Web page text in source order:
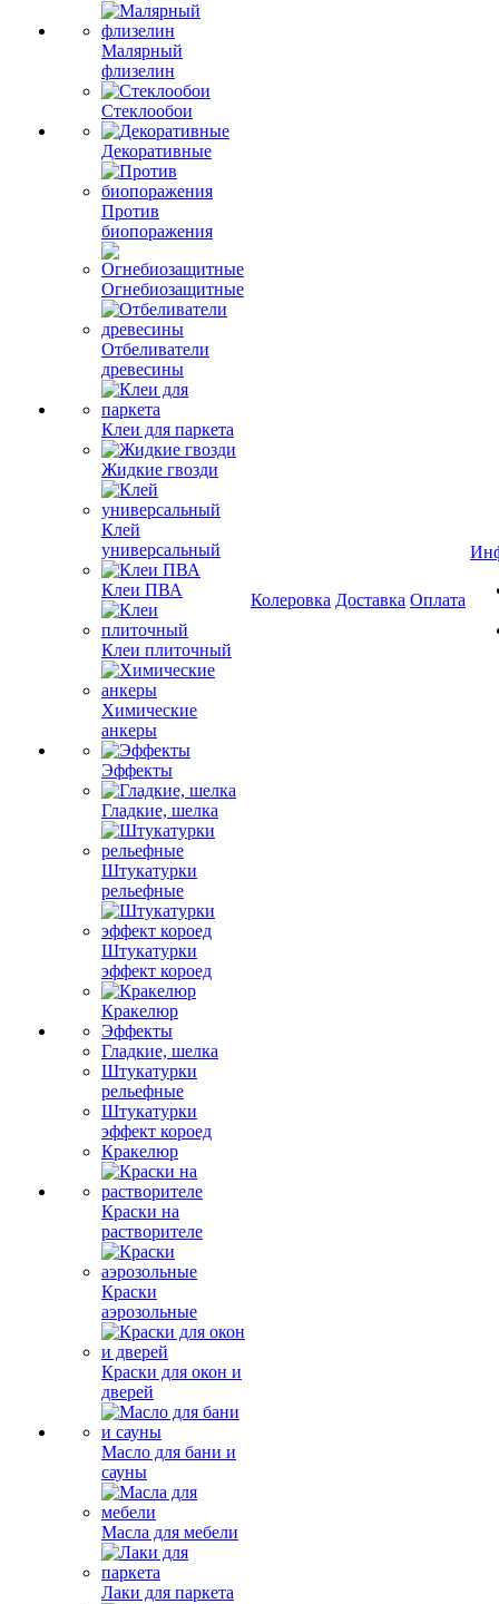
Малярный
флизелин
Стеклообои
Декоративные
Против
биопоражения
Огнебиозащитные
Отбеливатели
древесины
Клеи для паркета
Жидкие гвозди
Клей
универсальный
Клеи ПВА
Клеи плиточный
Химические
анкеры
Эффекты
Гладкие, шелка
Штукатурки
рельефные
Штукатурки
эффект короед
Кракелюр
Эффекты
Гладкие, шелка
Штукатурки
рельефные
Штукатурки
эффект короед
Кракелюр
Краски на
растворителе
Краски
аэрозольные
Краски для окон и
дверей
Масло для бани и
сауны
Масла для мебели
Лаки для паркета
Колеровка Доставка Оплата